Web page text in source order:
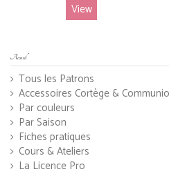
View
Accueil
Tous les Patrons
Accessoires Cortège &
Par couleurs
Par Saison
Fiches pratiques
Cours & Ateliers
La Licence Pro